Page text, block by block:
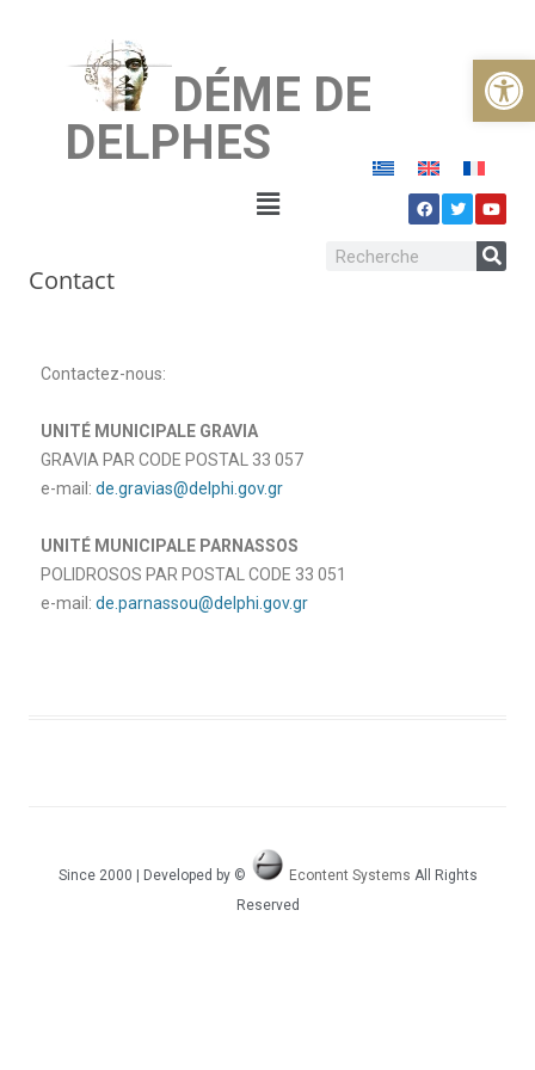
Ouvrir
DÉME DE
DELPHES
Contact
Contactez-nous:
UNITÉ MUNICIPALE GRAVIA
GRAVIA PAR CODE POSTAL 33 057
e-mail: de.gravias@delphi.gov.gr
UNITÉ MUNICIPALE PARNASSOS
POLIDROSOS PAR POSTAL CODE 33 051
e-mail: de.parnassou@delphi.gov.gr
Since 2000 | Developed by © Econtent Systems All Rights
Reserved